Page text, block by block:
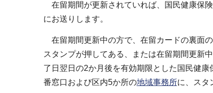
在留期間が更新されていれば、国民健康保
にお送りします。
在留期間更新中の方で、在留カードの裏面
スタンプが押してある、または在留期間更新
了日翌日の2か月後を有効期限とした国民健
番窓口および区内5か所の地域事務所に、スタ